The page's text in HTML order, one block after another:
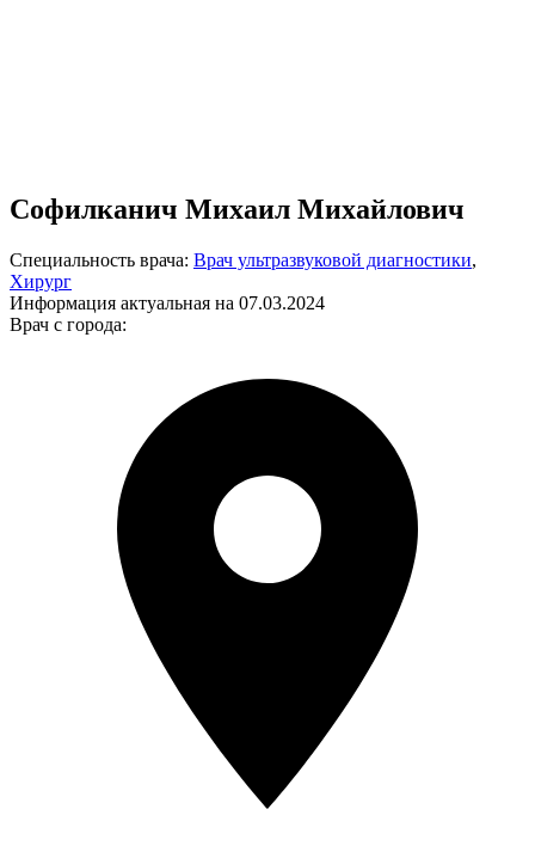
Софилканич Михаил Михайлович
Специальность врача: Врач ультразвуковой диагностики,
Хирург
Информация актуальная на 07.03.2024
Врач с города: